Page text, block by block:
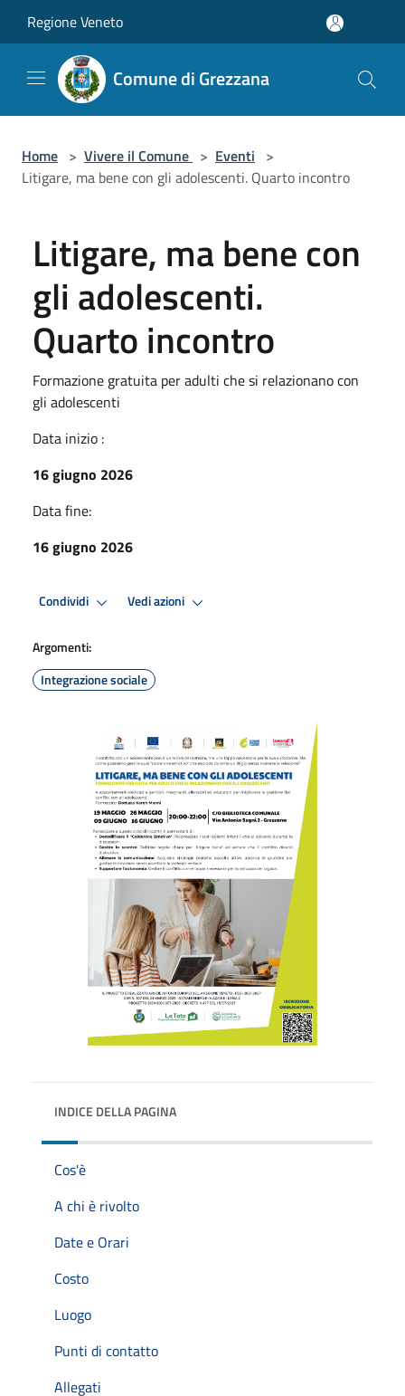
Regione Veneto
Comune di Grezzana
Home > Vivere il Comune > Eventi >
Litigare, ma bene con gli adolescenti. Quarto incontro
Litigare, ma bene con
gli adolescenti.
Quarto incontro
Formazione gratuita per adulti che si relazionano con
gli adolescenti
Data inizio :
16 giugno 2026
Data fine:
16 giugno 2026
Condividi Vedi azioni
Argomenti:
Integrazione sociale
INDICE DELLA PAGINA
Cos'è
A chi è rivolto
Date e Orari
Costo
Luogo
Punti di contatto
Allegati